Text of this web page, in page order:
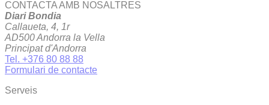
CONTACTA AMB NOSALTRES
Diari Bondia
Callaueta, 4, 1r
AD500 Andorra la Vella
Principat d'Andorra
Tel. +376 80 88 88
Formulari de contacte
Serveis